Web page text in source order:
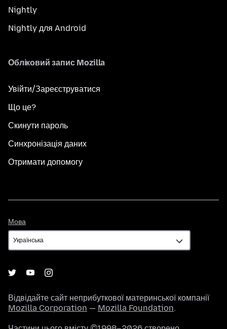
Nightly
Nightly для Android
Обліковий запис Mozilla
Увійти/Зареєструватися
Що це?
Скинути пароль
Синхронізація даних
Отримати допомогу
Мова
Відвідайте сайт неприбуткової материнської компанії
Mozilla Corporation — Mozilla Foundation.